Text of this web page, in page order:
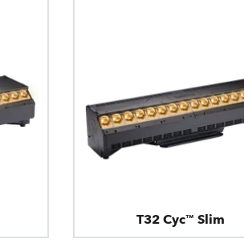
T32 Cyc™ Slim